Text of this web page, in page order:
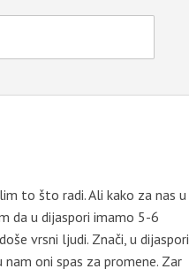
to što radi. Ali kako za nas u
da u dijaspori imamo 5-6
vrsni ljudi. Znači, u dijaspori
oni spas za promene. Zar